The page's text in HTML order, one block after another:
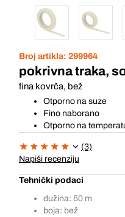
Broj artikla: 299964
pokrivna traka,
fina kovrča, bež
Otporno na suze
Fino naborano
Otporno na
(3)
Napiši recenziju
Tehnički podaci
dužina: 50 m
boja: bež